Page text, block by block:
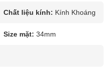
Chất liệu kính: Kính Khoáng
Size mặt: 34mm